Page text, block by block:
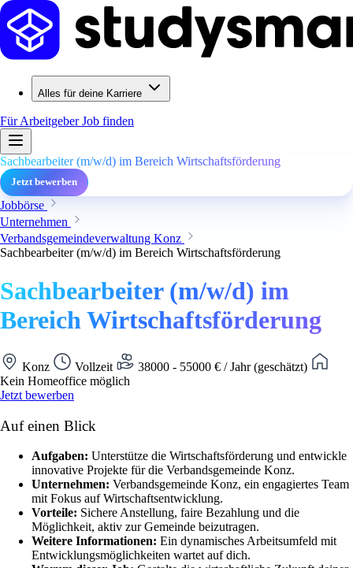
Alles für deine Karriere
Für ArbeitgeberJob finden
Sachbearbeiter (m/w/d) im Bereich Wirtschaftsförderung
Jetzt bewerben
Jobbörse
Unternehmen
Verbandsgemeindeverwaltung Konz
Sachbearbeiter (m/w/d) im Bereich Wirtschaftsförderung
Sachbearbeiter (m/w/d) im
Bereich Wirtschaftsförderung
Konz Vollzeit
38000 - 55000 € / Jahr (geschätzt)
Kein Homeoffice möglich
Jetzt bewerben
Auf einen Blick
Aufgaben: Unterstütze die Wirtschaftsförderung und entwickle
innovative Projekte für die Verbandsgemeinde Konz.
Unternehmen: Verbandsgemeinde Konz, ein engagiertes Team
mit Fokus auf Wirtschaftsentwicklung.
Vorteile: Sichere Anstellung, faire Bezahlung und die
Möglichkeit, aktiv zur Gemeinde beizutragen.
Weitere Informationen: Ein dynamisches Arbeitsumfeld mit
Entwicklungsmöglichkeiten wartet auf dich.